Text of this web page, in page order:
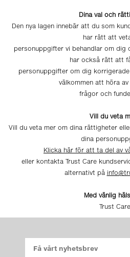
Dina val och
Den nya lagen innebär att du som
har rätt att
personuppgifter vi behandlar om dig
har också rätt att
personuppgifter om dig
välkommen att höra
frågor och
Vill du veta
Vill du veta mer om dina rättigheter
dina
Klicka här för att ta del av
eller kontakta Trust Care
alternativt på
Med vänlig
Trust Care